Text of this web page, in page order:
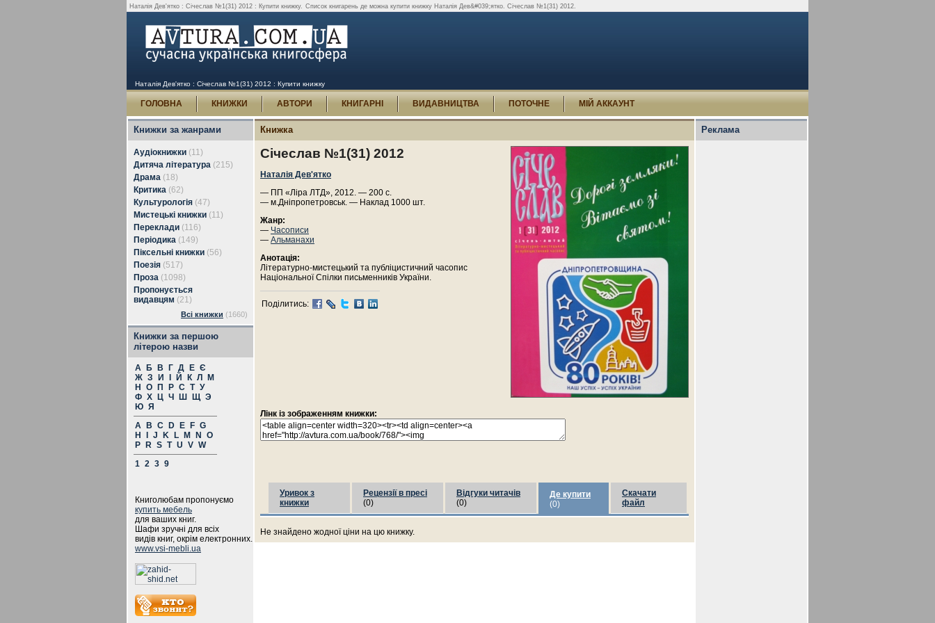
Наталія Дев'ятко : Січеслав №1(31) 2012 : Купити книжку. Список книгарень де можна купити книжку Наталія Дев&#039;ятко. Січеслав №1(31) 2012.
Наталія Дев'ятко : Січеслав №1(31) 2012 : Купити книжку
ГОЛОВНА КНИЖКИ АВТОРИ КНИГАРНІ ВИДАВНИЦТВА ПОТОЧНЕ МІЙ АККАУНТ
Книжки за жанрами
Аудіокнижки (11)
Дитяча література (215)
Драма (18)
Критика (62)
Культурологія (47)
Мистецькі книжки (11)
Переклади (116)
Періодика (149)
Піксельні книжки (56)
Поезія (517)
Проза (1098)
Пропонується
видавцям (21)
Всі книжки (1660)
Книжки за першою
літерою назви
А Б В Г Д Е Є
Ж З И Й К Л
М
Н
О П Р С Т У
Ф Х Ц Ч Ш Щ Э
Ю Я
A
B C D E F G
H
J K L M N
O
P
R S T U V W
1 2 3 9
Книголюбам пропонуємо
купить мебель
для ваших книг.
Шафи зручні для всіх
видів книг, окрім електронних.
www.vsi-mebli.ua
Книжка
Січеслав №1(31) 2012
Наталія Дев'ятко
— ПП «Ліра ЛТД», 2012. — 200 с.
— м.Дніпропетровськ. — Наклад 1000 шт.
Жанр:
— Часописи
— Альманахи
Анотація:
Літературно-мистецький та публіцистичний часопис
Національної Спілки письменників України.
Поділитись:
Лінк із зображенням книжки:
Уривок з
книжки
Рецензії в пресі
(0)
Відгуки читачів
(0)
Де купити
(0)
Скачати
файл
Не знайдено жодної ціни на цю книжку.
Реклама